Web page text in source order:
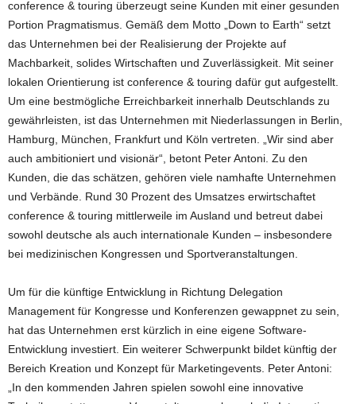
conference & touring überzeugt seine Kunden mit einer gesunden
Portion Pragmatismus. Gemäß dem Motto „Down to Earth“ setzt
das Unternehmen bei der Realisierung der Projekte auf
Machbarkeit, solides Wirtschaften und Zuverlässigkeit. Mit seiner
lokalen Orientierung ist conference & touring dafür gut aufgestellt.
Um eine bestmögliche Erreichbarkeit innerhalb Deutschlands zu
gewährleisten, ist das Unternehmen mit Niederlassungen in Berlin,
Hamburg, München, Frankfurt und Köln vertreten. „Wir sind aber
auch ambitioniert und visionär“, betont Peter Antoni. Zu den
Kunden, die das schätzen, gehören viele namhafte Unternehmen
und Verbände. Rund 30 Prozent des Umsatzes erwirtschaftet
conference & touring mittlerweile im Ausland und betreut dabei
sowohl deutsche als auch internationale Kunden – insbesondere
bei medizinischen Kongressen und Sportveranstaltungen.
Um für die künftige Entwicklung in Richtung Delegation
Management für Kongresse und Konferenzen gewappnet zu sein,
hat das Unternehmen erst kürzlich in eine eigene Software-
Entwicklung investiert. Ein weiterer Schwerpunkt bildet künftig der
Bereich Kreation und Konzept für Marketingevents. Peter Antoni:
„In den kommenden Jahren spielen sowohl eine innovative